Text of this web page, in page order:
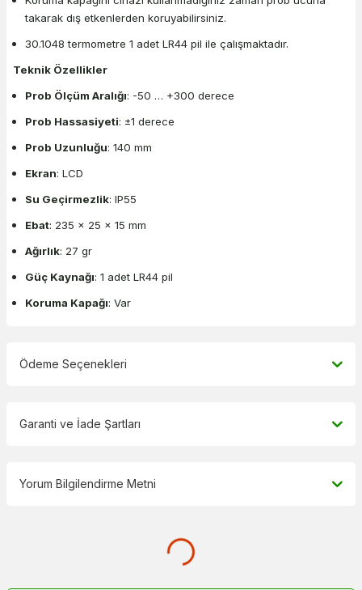
takarak dış etkenlerden koruyabilirsiniz.
30.1048 termometre 1 adet LR44 pil ile çalışmaktadır.
Teknik Özellikler
Prob Ölçüm Aralığı: -50 … +300 derece
Prob Hassasiyeti: ±1 derece
Prob Uzunluğu: 140 mm
Ekran: LCD
Su Geçirmezlik: IP55
Ebat: 235 x 25 x 15 mm
Ağırlık: 27 gr
Güç Kaynağı: 1 adet LR44 pil
Koruma Kapağı: Var
Ödeme Seçenekleri
Garanti ve İade Şartları
Yorum Bilgilendirme Metni